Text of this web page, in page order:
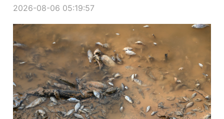
2026-08-06 05:19:57